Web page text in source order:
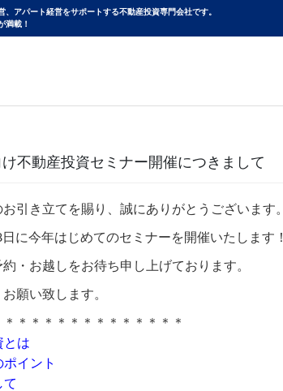
アパート経営をサポートする不動産投資専⾨会社です。
満載！
不動産投資セミナー開催につきまして
引き立てを賜り、誠にありがとうございます。
に今年はじめてのセミナーを開催いたします！
・お越しをお待ち申し上げております。
願い致します。
＊＊＊＊＊＊＊＊＊＊＊＊＊＊
とは
ポイント
て